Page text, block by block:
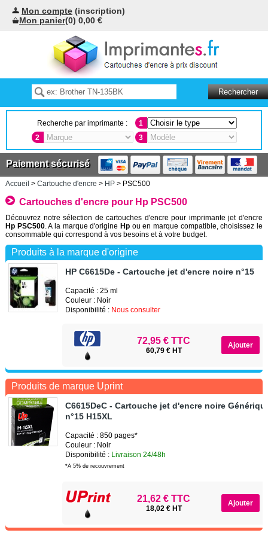
Mon compte (inscription)
Mon panier(0) 0,00 €
Recherche par imprimante :
1
2
3
Paiement sécurisé
Accueil > Cartouche d'encre > HP> PSC500
Cartouches d'encre pour Hp PSC500
Découvrez notre sélection de cartouches d'encre pour imprimante jet d'encre
Hp PSC500. A la marque d'origineHp ou en marque compatible, choisissez le
consommable qui correspond à vos besoins et à votre budget.
Produits à la marque d'origine
HP C6615De - Cartouche jet d'encre noire n°15
Capacité : 25 ml
Couleur : Noir
Disponibilité : Nous consulter
72,95 € TTC
60,79 € HT
Produits de marque Uprint
C6615DeC - Cartouche jet d'encre noire
n°15 H15XL
Capacité : 850 pages*
Couleur : Noir
Disponibilité : Livraison 24/48h
*A 5% de recouvrement
21,62 € TTC
18,02 € HT